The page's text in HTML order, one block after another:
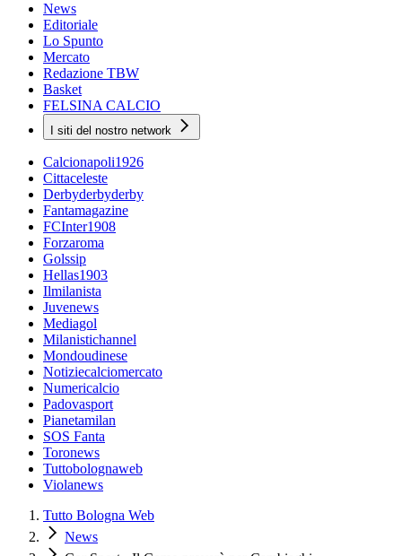
News
Editoriale
Lo Spunto
Mercato
Redazione TBW
Basket
FELSINA CALCIO
I siti del nostro network
Calcionapoli1926
Cittaceleste
Derbyderbyderby
Fantamagazine
FCInter1908
Forzaroma
Golssip
Hellas1903
Ilmilanista
Juvenews
Mediagol
Milanistichannel
Mondoudinese
Notiziecalciomercato
Numericalcio
Padovasport
Pianetamilan
SOS Fanta
Toronews
Tuttobolognaweb
Violanews
Tutto Bologna Web
News